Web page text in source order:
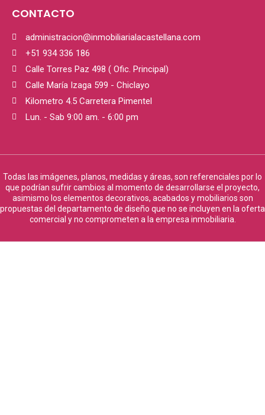
CONTACTO
administracion@inmobiliarialacastellana.com
+51 934 336 186
Calle Torres Paz 498 ( Ofic. Principal)
Calle María Izaga 599 - Chiclayo
Kilometro 4.5 Carretera Pimentel
Lun. - Sab 9:00 am. - 6:00 pm
Todas las imágenes, planos, medidas y áreas, son referenciales por lo
que podrían sufrir cambios al momento de desarrollarse el proyecto,
asimismo los elementos decorativos, acabados y mobiliarios son
propuestas del departamento de diseño que no se incluyen en la oferta
comercial y no comprometen a la empresa inmobiliaria.